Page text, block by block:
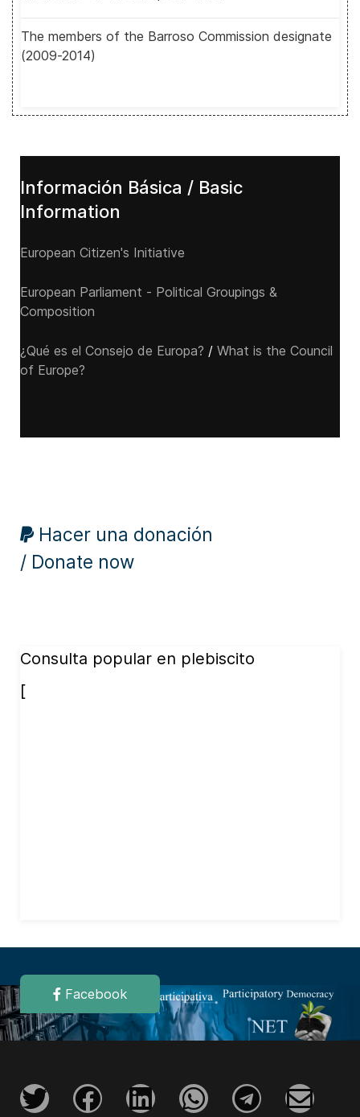
The members of the Barroso Commission designate
(2009-2014)
Información Básica / Basic
Information
European Citizen's Initiative
European Parliament - Political Groupings &
Composition
¿Qué es el Consejo de Europa? / What is the Council
of Europe?
Hacer una donación
/ Donate now
Consulta popular en plebiscito
[
Facebook